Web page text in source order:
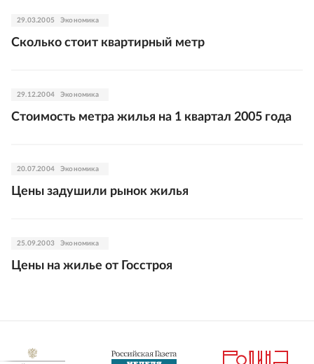
29.03.2005 Экономика
Сколько стоит квартирный метр
29.12.2004 Экономика
Стоимость метра жилья на 1 квартал 2005 года
20.07.2004 Экономика
Цены задушили рынок жилья
25.09.2003 Экономика
Цены на жилье от Госстроя